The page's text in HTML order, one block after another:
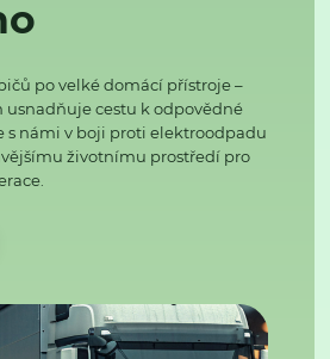
po velké domácí přístroje –
usnadňuje cestu k odpovědné
s námi v boji proti elektroodpadu
životnímu prostředí pro